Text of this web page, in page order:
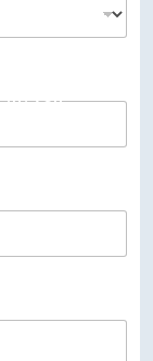
v3.1